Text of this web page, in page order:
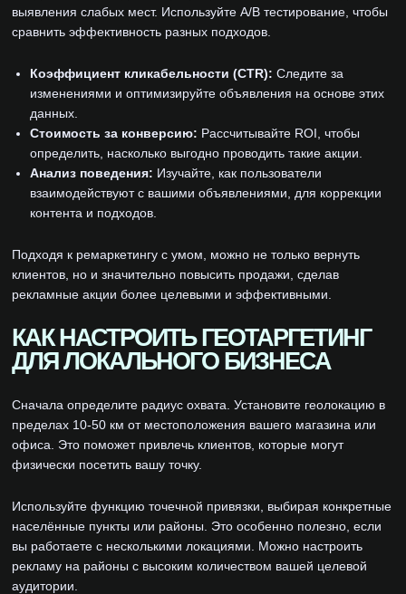
выявления слабых мест. Используйте A/B тестирование, чтобы
сравнить эффективность разных подходов.
Коэффициент кликабельности (CTR): Следите за
изменениями и оптимизируйте объявления на основе этих
данных.
Стоимость за конверсию: Рассчитывайте ROI, чтобы
определить, насколько выгодно проводить такие акции.
Анализ поведения: Изучайте, как пользователи
взаимодействуют с вашими объявлениями, для коррекции
контента и подходов.
Подходя к ремаркетингу с умом, можно не только вернуть
клиентов, но и значительно повысить продажи, сделав
рекламные акции более целевыми и эффективными.
КАК НАСТРОИТЬ ГЕОТАРГЕТИНГ
ДЛЯ ЛОКАЛЬНОГО БИЗНЕСА
Сначала определите радиус охвата. Установите геолокацию в
пределах 10-50 км от местоположения вашего магазина или
офиса. Это поможет привлечь клиентов, которые могут
физически посетить вашу точку.
Используйте функцию точечной привязки, выбирая конкретные
населённые пункты или районы. Это особенно полезно, если
вы работаете с несколькими локациями. Можно настроить
рекламу на районы с высоким количеством вашей целевой
аудитории.